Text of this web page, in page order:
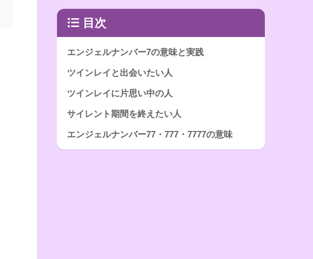
目次
エンジェルナンバー7の意味と実践
ツインレイと出会いたい人
ツインレイに片思い中の人
サイレント期間を終えたい人
エンジェルナンバー77・777・7777の意味